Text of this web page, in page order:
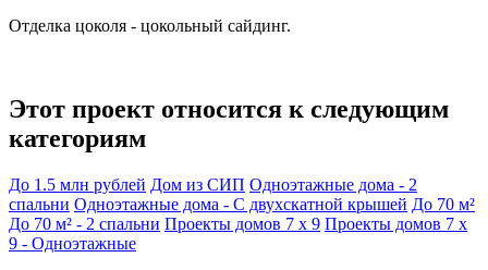
Отделка цоколя - цокольный сайдинг.
Этот проект относится к следующим
категориям
До 1.5 млн рублей Дом из СИП Одноэтажные дома - 2
спальни Одноэтажные дома - С двухскатной крышей До 70 м²
До 70 м² - 2 спальни Проекты домов 7 x 9 Проекты домов 7 x
9 - Одноэтажные